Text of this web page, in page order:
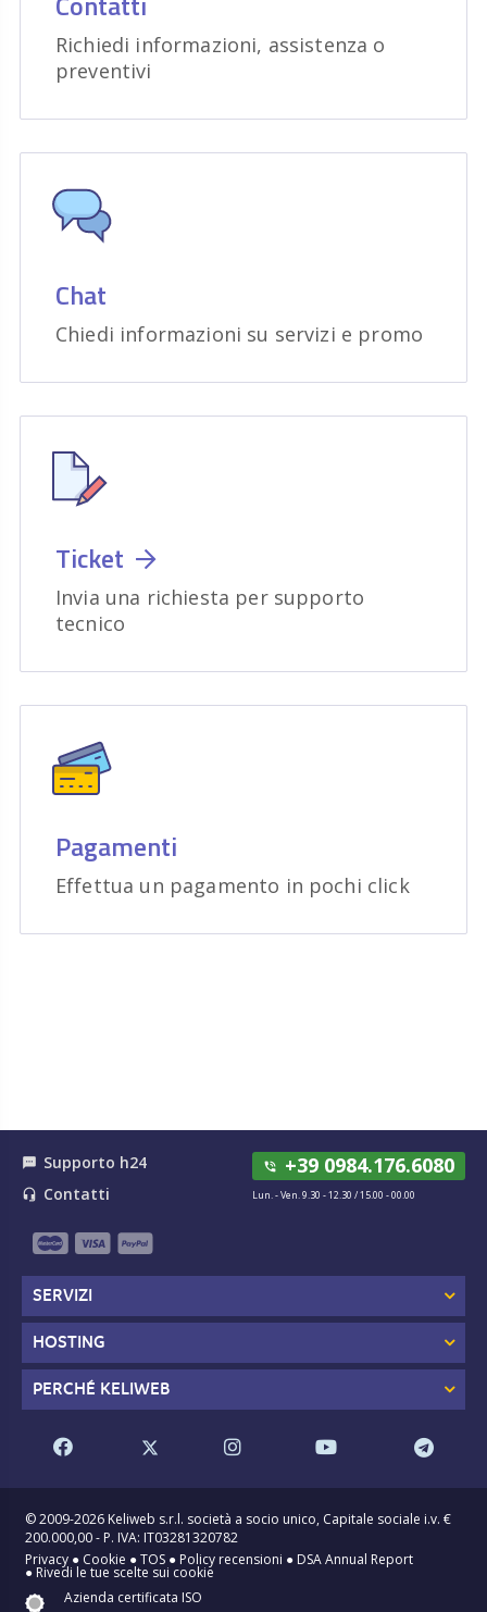
Richiedi informazioni, assistenza o
preventivi
Chat
Chiedi informazioni su servizi e promo
Ticket
Invia una richiesta per supporto
tecnico
Pagamenti
Effettua un pagamento in pochi click
textsms Supporto h24
headset_mic Contatti
phone_in_talk +39 0984.176.6080
Lun. - Ven. 9.30 - 12.30 / 15.00 - 00.00
SERVIZI
HOSTING
PERCHÉ KELIWEB
© 2009-2026 Keliweb s.r.l. società a socio unico, Capitale sociale i.v. €
200.000,00 - P. IVA: IT03281320782
Privacy ● Cookie ●TOS ● Policy recensioni ● DSA Annual Report
● Rivedi le tue scelte sui cookie
Azienda certificata ISO